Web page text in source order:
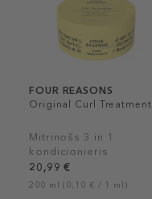
FOUR REASONS
Original Curl Treatment
Mitrinošs 3 in 1
kondicionieris
viļņainiem un cirtainiem
matiem
20,99 €
200 ml (0,10 € / 1 ml)